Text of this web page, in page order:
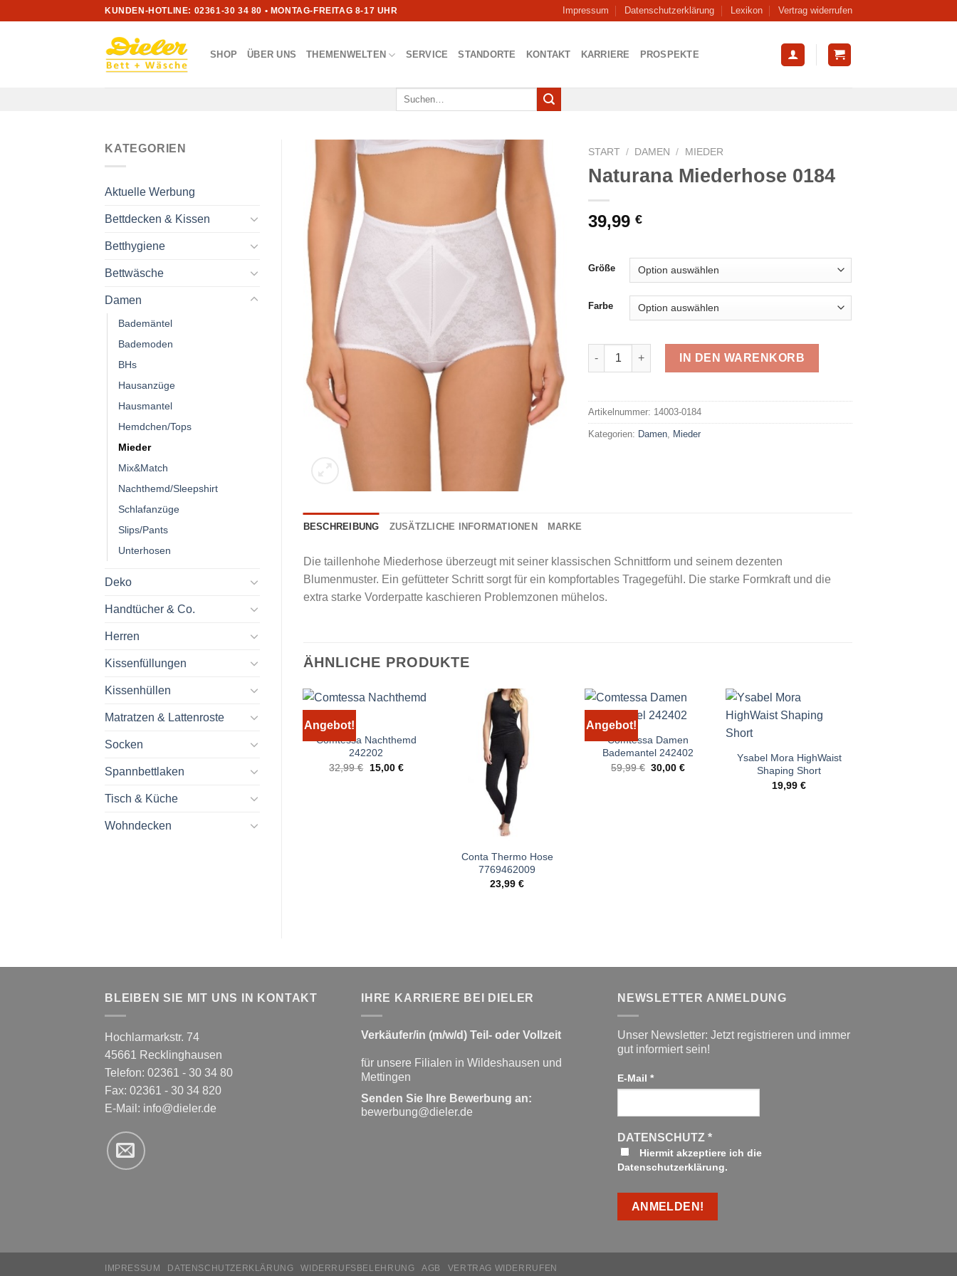
KUNDEN-HOTLINE: 02361-30 34 80 • MONTAG-FREITAG 8-17 UHR Impressum Datenschutzerklärung Lexikon Vertrag widerrufen
SHOP ÜBER UNS THEMENWELTEN SERVICE STANDORTE KONTAKT KARRIERE PROSPEKTE
Suchen
KATEGORIEN
Aktuelle Werbung
Bettdecken & Kissen
Betthygiene
Bettwäsche
Damen
Bademäntel
Bademoden
BHs
Hausanzüge
Hausmantel
Hemdchen/Tops
Mieder
Mix&Match
Nachthemd/Sleepshirt
Schlafanzüge
Slips/Pants
Unterhosen
Deko
Handtücher & Co.
Herren
Kissenfüllungen
Kissenhüllen
Matratzen & Lattenroste
Socken
Spannbettlaken
Tisch & Küche
Wohndecken
START / DAMEN / MIEDER
Naturana Miederhose 0184
39,99€
Größe
Farbe
Naturana Miederhose 0184 Menge
IN DEN WARENKORB
Artikelnummer: 14003-0184
Kategorien: Damen Mieder
BESCHREIBUNG ZUSÄTZLICHE INFORMATIONEN MARKE
Die taillenhohe Miederhose überzeugt mit seiner klassischen Schnittform und seinem dezenten
Blumenmuster. Ein gefütteter Schritt sorgt für ein kompfortables Tragegefühl. Die starke Formkraft und die
extra starke Vorderpatte kaschieren Problemzonen mühelos.
ÄHNLICHE PRODUKTE
Angebot!
Comtessa Nachthemd
242202
32,99€
Ursprünglicher
Preis
15,00 €Aktueller
Conta Thermo Hose
7769462009
23,99€
Angebot!
Comtessa Damen
Bademantel 242402
59,99€ Ursprünglicher
Preis
30,00€Aktueller
Ysabel Mora HighWaist
Shaping Short
19,99€
BLEIBEN SIE MIT UNS IN KONTAKT
Hochlarmarkstr. 74
45661 Recklinghausen
Telefon: 02361 - 30 34 80
Fax: 02361 - 30 34 820
E-Mail: info@dieler.de
IHRE KARRIERE BEI DIELER
Verkäufer/in (m/w/d) Teil- oder Vollzeit
für unsere Filialen in Wildeshausen und
Mettingen
Senden Sie Ihre Bewerbung an:
bewerbung@dieler.de
NEWSLETTER ANMELDUNG
Unser Newsletter: Jetzt registrieren und immer
gut informiert sein!
E-Mail *
DATENSCHUTZ *
Hiermit akzeptiere ich die
Datenschutzerklärung.
IMPRESSUM DATENSCHUTZERKLÄRUNG WIDERRUFSBELEHRUNG AGB VERTRAG WIDERRUFEN